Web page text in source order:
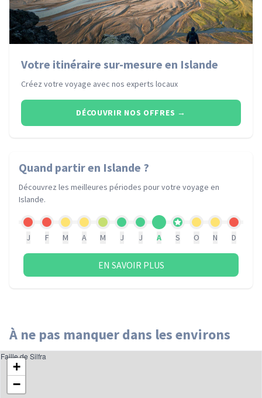
Votre itinéraire sur-mesure en Islande
Créez votre voyage avec nos experts locaux
DÉCOUVRIR NOS OFFRES →
Quand partiren Islande ?
Découvrez les meilleures périodes pour votre voyage en
Islande.
J F M A M J J A S O N D
EN SAVOIR PLUS
À ne pas manquer dans les environs
+
−
Faille de Silfra